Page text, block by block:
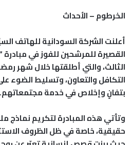
الخرطوم – الأحداث
أعلنت الشركة السودانية للهاتف
القصيرة للمرشحين للفوز في
الثالث، والتي أطلقتها خلال شهر
التكافل والتعاون، وتسليط الضوء
بتفانٍ وإخلاص في خدمة مجتمعاتهم.
وتأتي هذه المبادرة لتكريم
حقيقية، خاصة في ظل الظروف